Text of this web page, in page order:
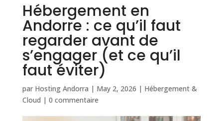
Hébergement en
Andorre : ce qu’il faut
regarder avant de
s’engager (et ce qu’il
faut éviter)
par Hosting Andorra | May 2, 2026 | Hébergement &
Cloud | 0 commentaire